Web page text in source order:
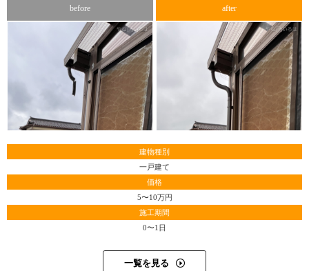
before after
建物種別
一戸建て
価格
5〜10万円
施工期間
0〜1日
一覧を見る